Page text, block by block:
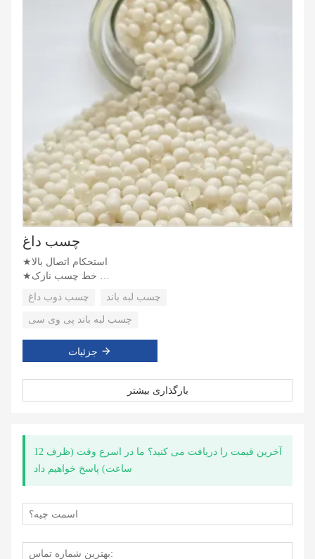
چسب داغ
چسب ذوب داغ چسب لبه باند
چسب لبه باند پی وی سی
جزئیات
بارگذاری بیشتر
آخرین قیمت را دریافت می کنید؟ ما در اسرع وقت (ظرف 12
ساعت) پاسخ خواهیم داد